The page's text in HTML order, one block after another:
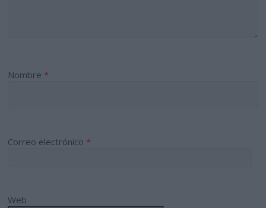
Nombre *
Correo electrónico *
Web